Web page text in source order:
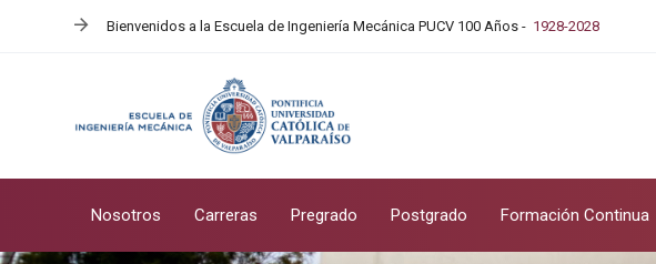
content
Bienvenidos a la Escuela de Ingeniería Mecánica PUCV 100 Años - 1928-2028
Nosotros Carreras Pregrado Postgrado Formación Continua